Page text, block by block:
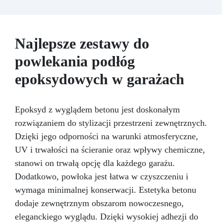
więcej trudności.
Najlepsze zestawy do
powlekania podłóg
epoksydowych w garażach
Epoksyd z wyglądem betonu jest doskonałym
rozwiązaniem do stylizacji przestrzeni zewnętrznych.
Dzięki jego odporności na warunki atmosferyczne,
UV i trwałości na ścieranie oraz wpływy chemiczne,
stanowi on trwałą opcję dla każdego garażu.
Dodatkowo, powłoka jest łatwa w czyszczeniu i
wymaga minimalnej konserwacji. Estetyka betonu
dodaje zewnętrznym obszarom nowoczesnego,
eleganckiego wyglądu. Dzięki wysokiej adhezji do